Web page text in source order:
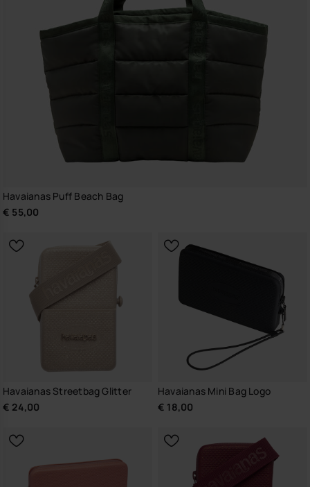
Havaianas Puff Beach Bag
€ 55,00
Havaianas Streetbag Glitter
€ 24,00
Havaianas Mini Bag Logo
€ 18,00